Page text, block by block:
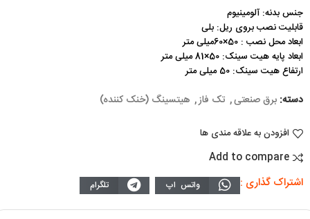
جنس بدنه: آلومینیوم
قابلیت نصب بروی ریل: بلی
ابعاد محل نصب : 50×60میلی متر
ابعاد پایه هیت سینک: 50×81 میلی متر
ارتفاع هیت سینک: 50 میلی متر
دسته: برق صنعتی, تک فاز, هیتسینگ (خنک کننده)
افزودن به علاقه مندی ها
Add to compare
اشتراک گذاری : واتس اپ تلگرام